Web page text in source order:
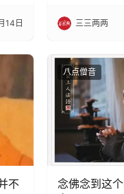
14日 三三两两
不
八点僧音
念佛念到这